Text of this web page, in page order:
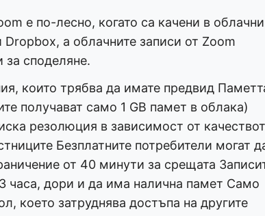
е по-лесно, когато са качени в облачни
а облачните записи от Zoom
за споделяне.
които трябва да имате предвид
получават само 1 GB памет в облака)
резолюция в зависимост от
Безплатните потребители могат
от 40 минути за срещата
часа, дори и да има налична памет Само
което затруднява достъпа на другите